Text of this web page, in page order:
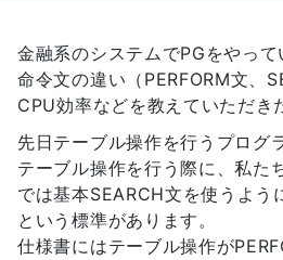
金融系のシステムでPGをやって
命令文の違い（PERFORM文、
CPU効率などを教えていただき
先日テーブル操作を行うプログ
テーブル操作を行う際に、私た
では基本SEARCH文を使うよう
という標準があります。
仕様書にはテーブル操作が